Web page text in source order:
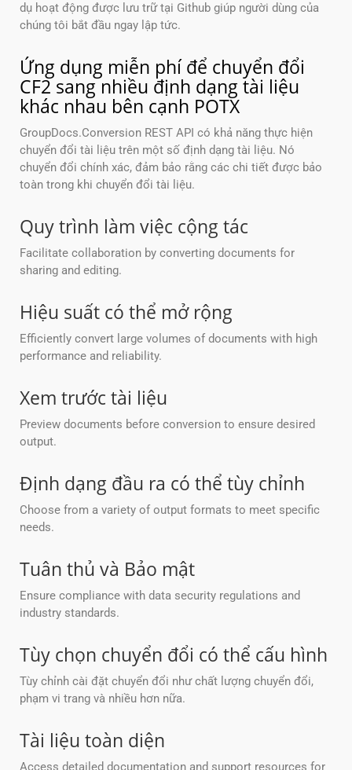
dụ hoạt động được lưu trữ tại Github giúp người dùng của
chúng tôi bắt đầu ngay lập tức.
Ứng dụng miễn phí để chuyển đổi
CF2 sang nhiều định dạng tài liệu
khác nhau bên cạnh POTX
GroupDocs.Conversion REST API có khả năng thực hiện
chuyển đổi tài liệu trên một số định dạng tài liệu. Nó
chuyển đổi chính xác, đảm bảo rằng các chi tiết được bảo
toàn trong khi chuyển đổi tài liệu.
Quy trình làm việc cộng tác
Facilitate collaboration by converting documents for
sharing and editing.
Hiệu suất có thể mở rộng
Efficiently convert large volumes of documents with high
performance and reliability.
Xem trước tài liệu
Preview documents before conversion to ensure desired
output.
Định dạng đầu ra có thể tùy chỉnh
Choose from a variety of output formats to meet specific
needs.
Tuân thủ và Bảo mật
Ensure compliance with data security regulations and
industry standards.
Tùy chọn chuyển đổi có thể cấu hình
Tùy chỉnh cài đặt chuyển đổi như chất lượng chuyển đổi,
phạm vi trang và nhiều hơn nữa.
Tài liệu toàn diện
Access detailed documentation and support resources for